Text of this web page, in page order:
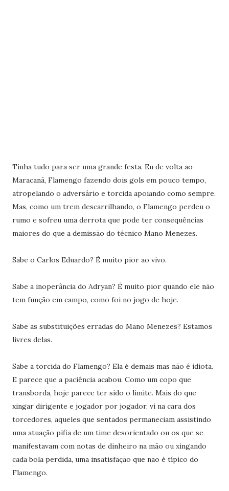
Tinha tudo para ser uma grande festa. Eu de volta ao
Maracanã, Flamengo fazendo dois gols em pouco tempo,
atropelando o adversário e torcida apoiando como sempre.
Mas, como um trem descarrilhando, o Flamengo perdeu o
rumo e sofreu uma derrota que pode ter consequências
maiores do que a demissão do técnico Mano Menezes.
Sabe o Carlos Eduardo? É muito pior ao vivo.
Sabe a inoperância do Adryan? É muito pior quando ele não
tem função em campo, como foi no jogo de hoje.
Sabe as substituições erradas do Mano Menezes? Estamos
livres delas.
Sabe a torcida do Flamengo? Ela é demais mas não é idiota.
E parece que a paciência acabou. Como um copo que
transborda, hoje parece ter sido o limite. Mais do que
xingar dirigente e jogador por jogador, vi na cara dos
torcedores, aqueles que sentados permaneciam assistindo
uma atuação pífia de um time desorientado ou os que se
manifestavam com notas de dinheiro na mão ou xingando
cada bola perdida, uma insatisfação que não é típico do
Flamengo.